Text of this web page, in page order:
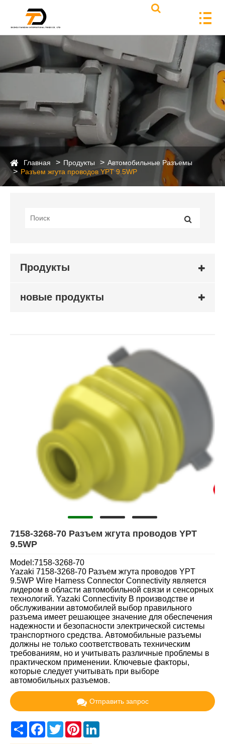
Главная Продукты
Автомобильные Разъемы
Разъем жгута проводов YPT 9.5WP
Продукты
новые продукты
7158-3268-70 Разъем жгута проводов YPT
9.5WP
Model:7158-3268-70
Yazaki 7158-3268-70 Разъем жгута проводов YPT
9.5WP Wire Harness Connector Connectivity является
лидером в области автомобильной связи и сенсорных
технологий. Yazaki Connectivity В производстве и
обслуживании автомобилей выбор правильного
разъема имеет решающее значение для обеспечения
надежности и безопасности электрической системы
транспортного средства. Автомобильные разъемы
должны не только соответствовать техническим
требованиям, но и учитывать различные проблемы в
практическом применении. Ключевые факторы,
которые следует учитывать при выборе
автомобильных разъемов.
Отправить запрос
ShareFacebook
TwitterPinterest